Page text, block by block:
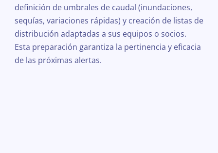
definición de umbrales de caudal (inundaciones,
sequías, variaciones rápidas) y creación de listas de
distribución adaptadas a sus equipos o socios.
Esta preparación garantiza la pertinencia y eficacia
de las próximas alertas.